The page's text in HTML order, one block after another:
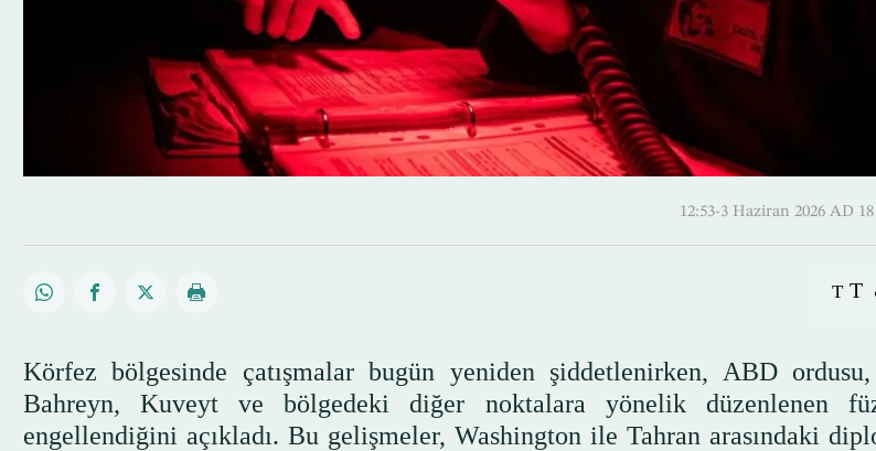
T T
Körfez bölgesinde çatışmalar bugün yeniden şiddetlenirken, ABD
Bahreyn, Kuveyt ve bölgedeki diğer noktalara yönelik düzenlenen füze
engellendiğini açıkladı. Bu gelişmeler, Washington ile Tahran arasındaki